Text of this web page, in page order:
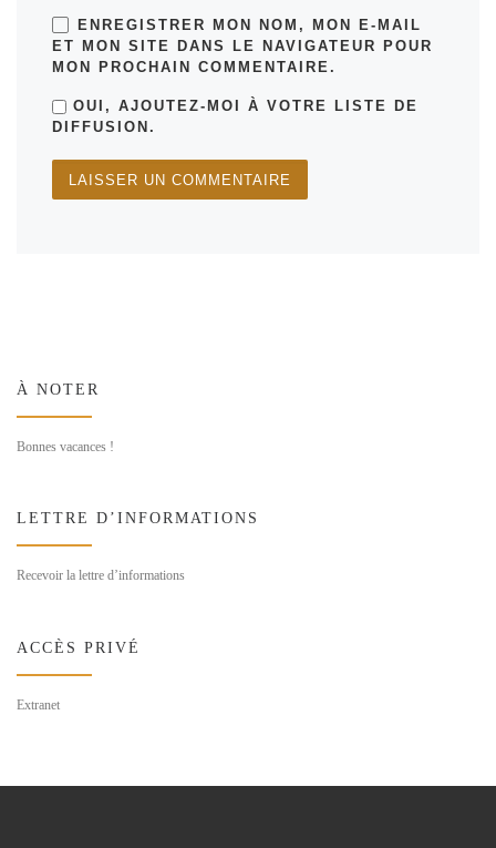
ENREGISTRER MON NOM, MON E-MAIL
ET MON SITE DANS LE NAVIGATEUR POUR
MON PROCHAIN COMMENTAIRE.
OUI, AJOUTEZ-MOI À VOTRE LISTE DE
DIFFUSION.
À NOTER
Bonnes vacances !
LETTRE D’INFORMATIONS
Recevoir la lettre d’informations
ACCÈS PRIVÉ
Extranet